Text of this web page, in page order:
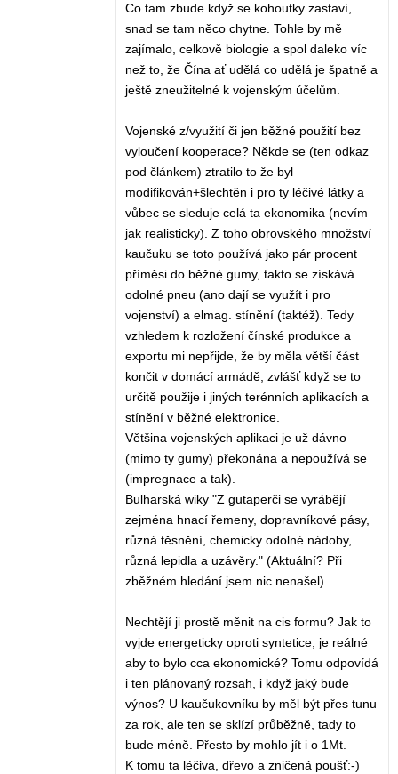
Co tam zbude když se kohoutky zastaví,
snad se tam něco chytne. Tohle by mě
zajímalo, celkově biologie a spol daleko víc
než to, že Čína ať udělá co udělá je špatně a
ještě zneužitelné k vojenským účelům.
Vojenské z/využití či jen běžné použití bez
vyloučení kooperace? Někde se (ten odkaz
pod článkem) ztratilo to že byl
modifikován+šlechtěn i pro ty léčivé látky a
vůbec se sleduje celá ta ekonomika (nevím
jak realisticky). Z toho obrovského množství
kaučuku se toto používá jako pár procent
příměsi do běžné gumy, takto se získává
odolné pneu (ano dají se využít i pro
vojenství) a elmag. stínění (taktéž). Tedy
vzhledem k rozložení čínské produkce a
exportu mi nepřijde, že by měla větší část
končit v domácí armádě, zvlášť když se to
určitě použije i jiných terénních aplikacích a
stínění v běžné elektronice.
Většina vojenských aplikaci je už dávno
(mimo ty gumy) překonána a nepoužívá se
(impregnace a tak).
Bulharská wiky "Z gutaperči se vyrábějí
zejména hnací řemeny, dopravníkové pásy,
různá těsnění, chemicky odolné nádoby,
různá lepidla a uzávěry." (Aktuální? Při
zběžném hledání jsem nic nenašel)
Nechtějí ji prostě měnit na cis formu? Jak to
vyjde energeticky oproti syntetice, je reálné
aby to bylo cca ekonomické? Tomu odpovídá
i ten plánovaný rozsah, i když jaký bude
výnos? U kaučukovníku by měl být přes tunu
za rok, ale ten se sklízí průběžně, tady to
bude méně. Přesto by mohlo jít i o 1Mt.
K tomu ta léčiva, dřevo a zničená poušť:-)